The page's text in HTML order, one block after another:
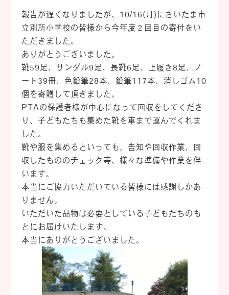
報告が遅くなりましたが、10/16(月)にさいたま市
立別所小学校の皆様から今年度２回目の寄付をい
ただきました。
ありがとうございました。
靴59足、サンダル9足、長靴6足、上履き8足、ノ
ート39冊、色鉛筆28本、鉛筆117本、消しゴム10
個を寄贈して頂きました。
PTAの保護者様が中心になって回収をしてくださ
り、子どもたちも集めた靴を車まで運んでくれま
した。
靴や服を集めるといっても、告知や回収作業、回
収したもののチェック等、様々な準備や作業を伴
います。
本当にご協力いただいている皆様には感謝しかあ
りません。
いただいた品物は必要としている子どもたちのも
とにお届けいたします。
本当にありがとうございました。